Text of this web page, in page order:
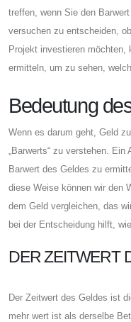
treffen, wenn Sie den
versuchen zu entscheiden,
Projekt investieren möchten,
ermitteln, um zu sehen,
Bedeutung
Wenn es darum geht, Geld
„Barwerts“ zu verstehen.
Barwert des Geldes zu
diese Weise können wir den
dem Geld vergleichen, das
bei der Entscheidung hilft,
DER ZEITWERT
Der Zeitwert des Geldes ist
mehr wert ist als derselbe